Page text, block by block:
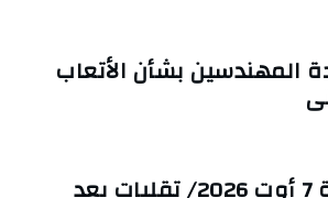
المهندسين بشأن الأتعاب